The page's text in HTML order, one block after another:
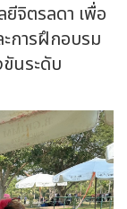
จิตรลดา เพื่อ
การฝึกอบรม
ขันระดับ